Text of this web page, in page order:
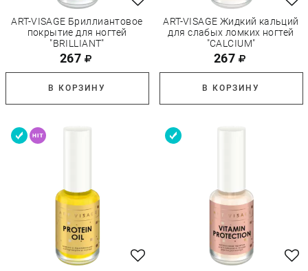
ART-VISAGE Бриллиантовое
покрытие для ногтей
"BRILLIANT"
267
В КОРЗИНУ
ART-VISAGE Жидкий кальций
для слабых ломких ногтей
"CALCIUM"
267
В КОРЗИНУ